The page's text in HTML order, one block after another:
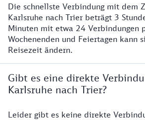
Die schnellste Verbindung mit dem
Karlsruhe nach Trier beträgt 3
Minuten mit etwa 24 Verbindungen
Wochenenden und Feiertagen kann
Reisezeit ändern.
Gibt es eine direkte
Karlsruhe nach Trier?
Leider gibt es keine direkte